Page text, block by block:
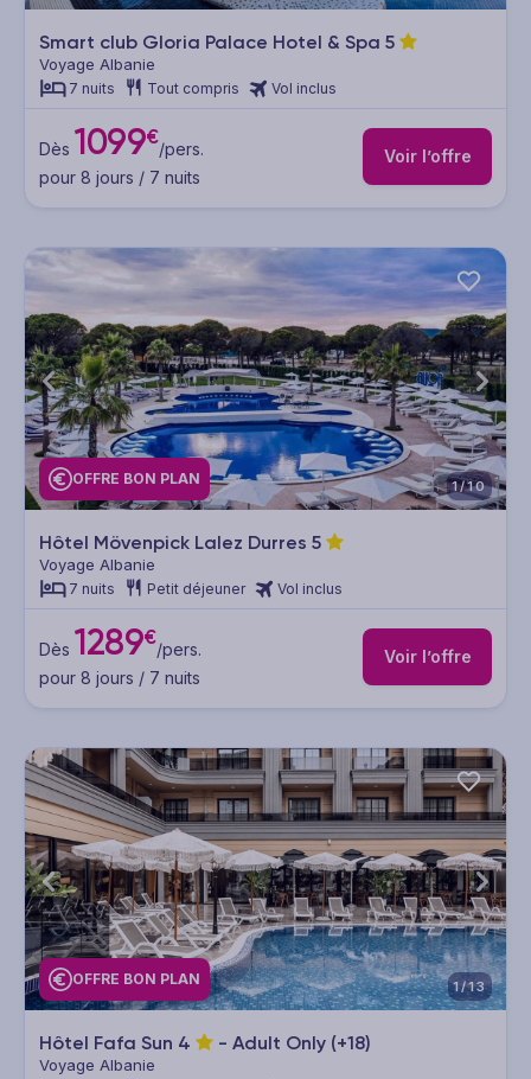
Smart club Gloria Palace Hotel & Spa 5
Voyage Albanie
7 nuits Tout compris Vol inclus
Dès 1099€/pers.
pour 8 jours / 7 nuits
Voir l’offre
OFFRE BON PLAN 1/10
Hôtel Mövenpick Lalez Durres 5
Voyage Albanie
7 nuits Petit déjeuner Vol inclus
Dès 1289€/pers.
pour 8 jours / 7 nuits
Voir l’offre
OFFRE BON PLAN 1/13
Hôtel Fafa Sun 4 - Adult Only (+18)
Voyage Albanie